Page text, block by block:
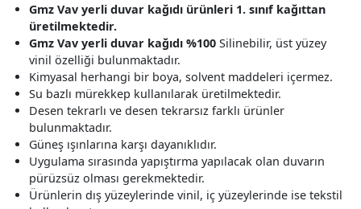
Gmz Vav yerli duvar kağıdı ürünleri 1. sınıf kağıttan
üretilmektedir.
Gmz Vav yerli duvar kağıdı %100 Silinebilir, üst yüzey
vinil özelliği bulunmaktadır.
Kimyasal herhangi bir boya, solvent maddeleri içermez.
Su bazlı mürekkep kullanılarak üretilmektedir.
Desen tekrarlı ve desen tekrarsız farklı ürünler
bulunmaktadır.
Güneş ışınlarına karşı dayanıklıdır.
Uygulama sırasında yapıştırma yapılacak olan duvarın
pürüzsüz olması gerekmektedir.
Ürünlerin dış yüzeylerinde vinil, iç yüzeylerinde ise tekstil